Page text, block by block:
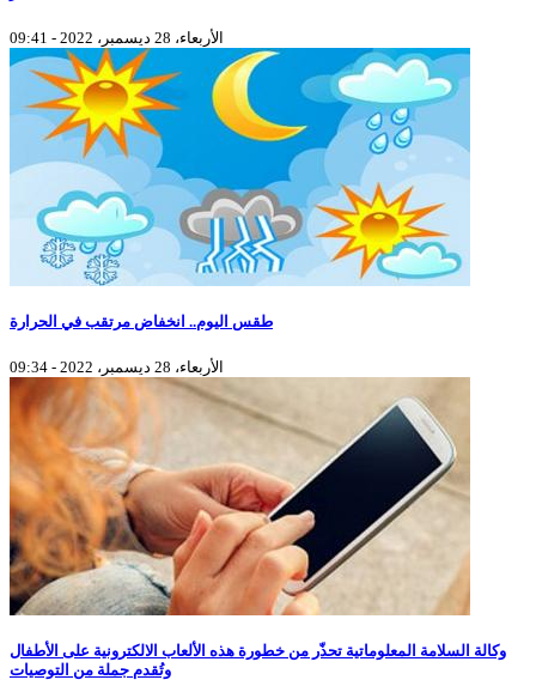
الأربعاء، 28 ديسمبر، 2022 - 09:41
طقس اليوم.. انخفاض مرتقب في الحرارة
الأربعاء، 28 ديسمبر، 2022 - 09:34
وكالة السلامة المعلوماتية تحذّر من خطورة هذه الألعاب الالكترونية على الأطفال
وتُقدم جملة من التوصيات